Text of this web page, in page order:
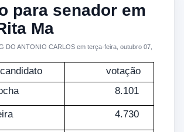
para senador em
Ma
DO ANTONIO CARLOS em terça-feira, outubro 07,
votação
8.101
4.730